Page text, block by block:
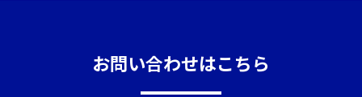
お問い合わせはこちら